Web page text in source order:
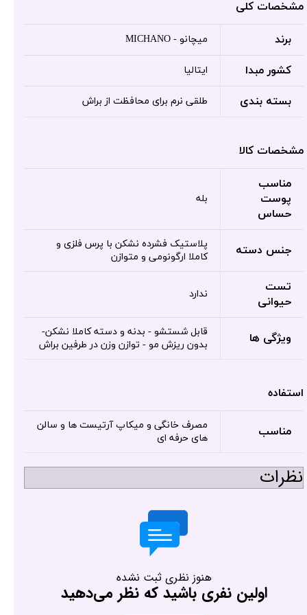
مشخصات کلی
برند میچانو - MICHANO
کشور مبدا ایتالیا
بسته بندی طلقی نرم برای محافظت از براش
مشخصات کالا
مناسب
پوست
حساس
بله
جنس دسته
پلاستیک فشرده نشکن با پرس فلزی و
کاملا ارگونومی و متوازن
تست
حیوانی
ندارد
ویژگی ها
قابل شستشو - بدنه و دسته کاملا نشکن-
بدون ریزش مو - توازن وزن در طرفین براش
استفاده
مناسب
مصرف خانگی و میکاپ آرتیست ها و سالن
های حرفه ای
نظرات
هنوز نظری ثبت نشده
اولین نفری باشید که نظر می‌دهید